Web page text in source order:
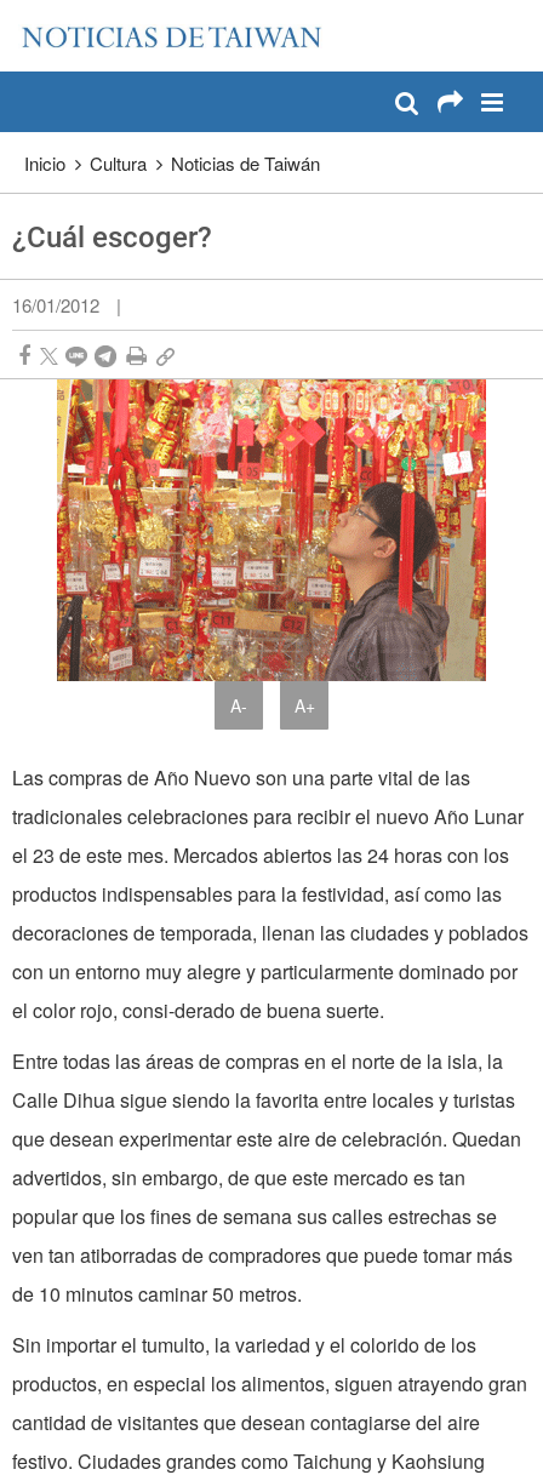
Pase a contenido principal
Inicio Cultura Noticias de Taiwán
¿Cuál escoger?
16/01/2012 |
A- A+
Las compras de Año Nuevo son una parte vital de las
tradicionales celebraciones para recibir el nuevo Año Lunar
el 23 de este mes. Mercados abiertos las 24 horas con los
productos indispensables para la festividad, así como las
decoraciones de temporada, llenan las ciudades y poblados
con un entorno muy alegre y particularmente dominado por
el color rojo, consi-derado de buena suerte.
Entre todas las áreas de compras en el norte de la isla, la
Calle Dihua sigue siendo la favorita entre locales y turistas
que desean experimentar este aire de celebración. Quedan
advertidos, sin embargo, de que este mercado es tan
popular que los fines de semana sus calles estrechas se
ven tan atiborradas de compradores que puede tomar más
de 10 minutos caminar 50 metros.
Sin importar el tumulto, la variedad y el colorido de los
productos, en especial los alimentos, siguen atrayendo gran
cantidad de visitantes que desean contagiarse del aire
festivo. Ciudades grandes como Taichung y Kaohsiung